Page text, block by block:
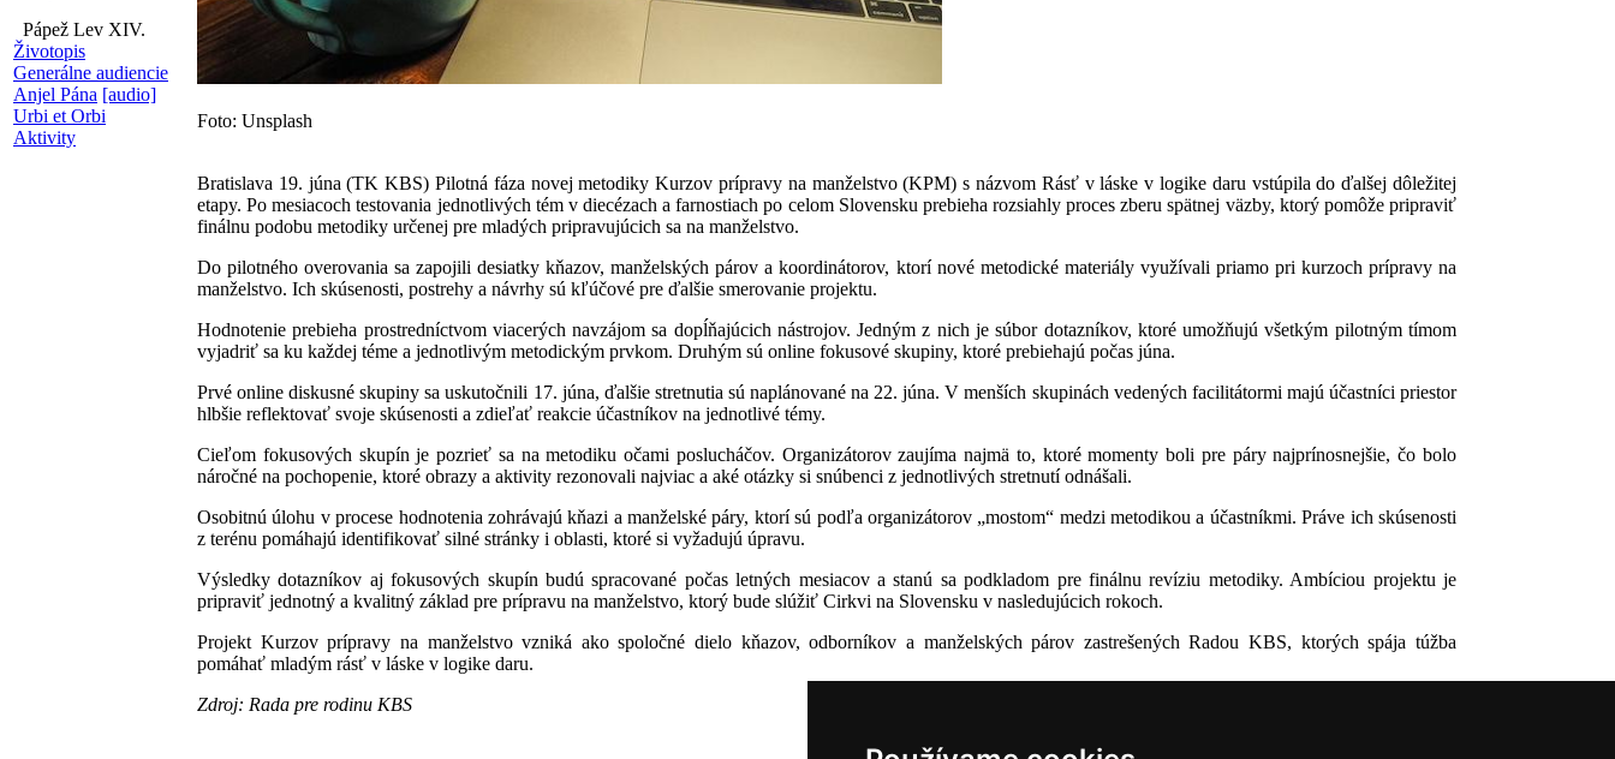
Pápež Lev XIV.
Životopis
Generálne audiencie
Anjel Pána [audio]
Urbi et Orbi
Aktivity
Foto: Unsplash
Bratislava 19. júna (TK KBS) Pilotná fáza novej metodiky Kurzov prípravy na manželstvo (KPM) s názvom Rásť v láske v logike daru vstúpila do ďalšej dôležitej
etapy. Po mesiacoch testovania jednotlivých tém v diecézach a farnostiach po celom Slovensku prebieha rozsiahly proces zberu spätnej väzby, ktorý pomôže pripraviť
finálnu podobu metodiky určenej pre mladých pripravujúcich sa na manželstvo.
Do pilotného overovania sa zapojili desiatky kňazov, manželských párov a koordinátorov, ktorí nové metodické materiály využívali priamo pri kurzoch prípravy na
manželstvo. Ich skúsenosti, postrehy a návrhy sú kľúčové pre ďalšie smerovanie projektu.
Hodnotenie prebieha prostredníctvom viacerých navzájom sa dopĺňajúcich nástrojov. Jedným z nich je súbor dotazníkov, ktoré umožňujú všetkým pilotným tímom
vyjadriť sa ku každej téme a jednotlivým metodickým prvkom. Druhým sú online fokusové skupiny, ktoré prebiehajú počas júna.
Prvé online diskusné skupiny sa uskutočnili 17. júna, ďalšie stretnutia sú naplánované na 22. júna. V menších skupinách vedených facilitátormi majú účastníci priestor
hlbšie reflektovať svoje skúsenosti a zdieľať reakcie účastníkov na jednotlivé témy.
Cieľom fokusových skupín je pozrieť sa na metodiku očami poslucháčov. Organizátorov zaujíma najmä to, ktoré momenty boli pre páry najprínosnejšie, čo bolo
náročné na pochopenie, ktoré obrazy a aktivity rezonovali najviac a aké otázky si snúbenci z jednotlivých stretnutí odnášali.
Osobitnú úlohu v procese hodnotenia zohrávajú kňazi a manželské páry, ktorí sú podľa organizátorov „mostom“ medzi metodikou a účastníkmi. Práve ich skúsenosti
z terénu pomáhajú identifikovať silné stránky i oblasti, ktoré si vyžadujú úpravu.
Výsledky dotazníkov aj fokusových skupín budú spracované počas letných mesiacov a stanú sa podkladom pre finálnu revíziu metodiky. Ambíciou projektu je
pripraviť jednotný a kvalitný základ pre prípravu na manželstvo, ktorý bude slúžiť Cirkvi na Slovensku v nasledujúcich rokoch.
Projekt Kurzov prípravy na manželstvo vzniká ako spoločné dielo kňazov, odborníkov a manželských párov zastrešených Radou KBS, ktorých spája túžba
pomáhať mladým rásť v láske v logike daru.
Zdroj: Rada pre rodinu KBS